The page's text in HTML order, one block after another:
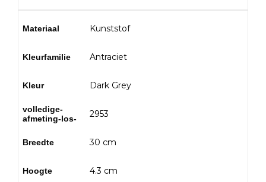
Materiaal Kunststof
Kleurfamilie Antraciet
Kleur Dark Grey
volledige-
afmeting-los-
2953
Breedte 30 cm
Hoogte 4.3 cm